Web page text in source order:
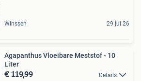
Winssen 29 jul 26
Agapanthus Vloeibare Meststof - 10
Liter
€ 119,99 Details